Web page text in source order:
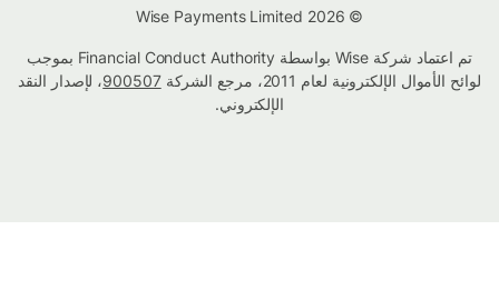
تم اعتماد شركة Wise بواسطة Financial Conduct Authority بموجب
لوائح الأموال الإلكترونية لعام 2011، مرجع الشركة
900507، لإصدار النقد
الإلكتروني.